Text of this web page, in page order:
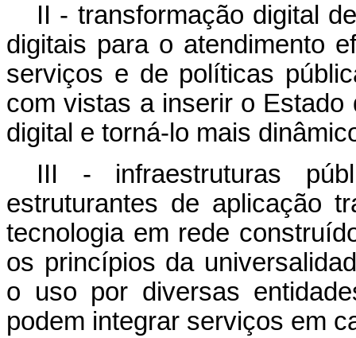
II - transformação digital
digitais para o atendimento
serviços e de políticas
com vistas a inserir o
digital e torná-lo mais
III - infraestruturas
estruturantes de aplicação
tecnologia em rede
os princípios da
o uso por diversas
podem integrar serviços em